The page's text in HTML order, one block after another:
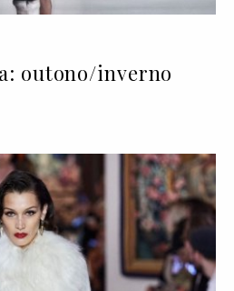
outono/inverno